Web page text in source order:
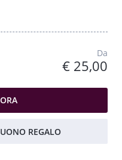
Da
€ 25,00
REGALO